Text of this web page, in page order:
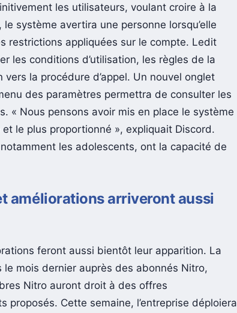
les utilisateurs, voulant croire à la
système avertira une personne lorsqu’elle
restrictions appliquées sur le compte. Ledit
les conditions d’utilisation, les règles de la
la procédure d’appel. Un nouvel onglet
des paramètres permettra de consulter les
« Nous pensons avoir mis en place le système
le plus proportionné », expliquait Discord.
les adolescents, ont la capacité de
améliorations arriveront aussi
feront aussi bientôt leur apparition. La
mois dernier auprès des abonnés Nitro,
Nitro auront droit à des offres
proposés. Cette semaine, l’entreprise déploiera